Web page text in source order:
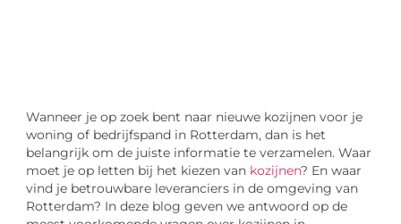
Wanneer je op zoek bent naar nieuwe kozijnen voor je
woning of bedrijfspand in Rotterdam, dan is het
belangrijk om de juiste informatie te verzamelen. Waar
moet je op letten bij het kiezen van kozijnen? En waar
vind je betrouwbare leveranciers in de omgeving van
Rotterdam? In deze blog geven we antwoord op de